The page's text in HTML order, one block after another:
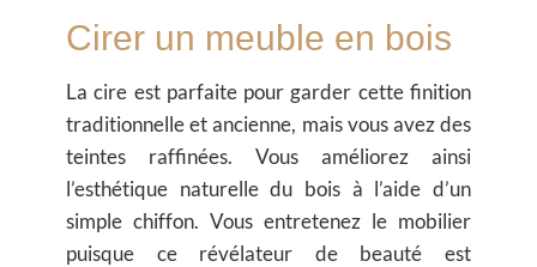
Cirer un meuble en bois
La cire est parfaite pour garder cette finition
traditionnelle et ancienne, mais vous avez des
teintes raffinées. Vous améliorez ainsi
l’esthétique naturelle du bois à l’aide d’un
simple chiffon. Vous entretenez le mobilier
puisque ce révélateur de beauté est